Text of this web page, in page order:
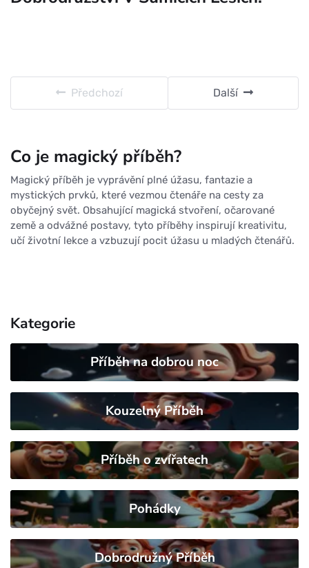
Předchozí Další
Co je magický příběh?
Magický příběh je vyprávění plné úžasu, fantazie a
mystických prvků, které vezmou čtenáře na cesty za
obyčejný svět. Obsahující magická stvoření, očarované
země a odvážné postavy, tyto příběhy inspirují kreativitu,
učí životní lekce a vzbuzují pocit úžasu u mladých čtenářů.
Kategorie
Příběh na dobrou noc
Kouzelný Příběh
Příběh o zvířatech
Pohádky
Dobrodružný Příběh